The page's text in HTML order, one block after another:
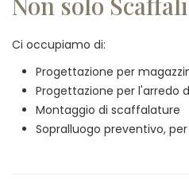
Ci occupiamo di:
Progettazione per
Progettazione per l'arredo
Montaggio di scaffalature
Sopralluogo preventivo,